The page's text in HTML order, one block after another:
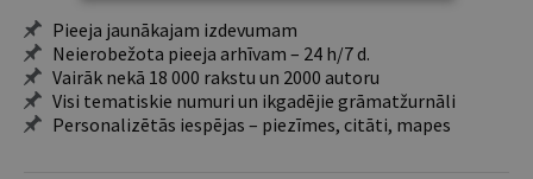
Pieeja jaunākajam izdevumam
Neierobežota pieeja arhīvam – 24 h/7 d.
Vairāk nekā 18 000 rakstu un 2000 autoru
Visi tematiskie numuri un ikgadējie grāmatžurnāli
Personalizētās iespējas – piezīmes, citāti, mapes